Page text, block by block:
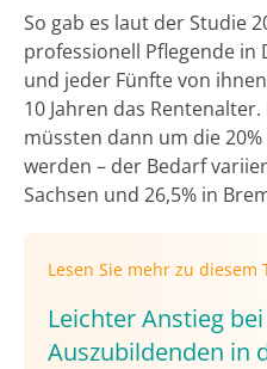
So gab es laut der Studie
professionell Pflegende in
und jeder Fünfte von
10 Jahren das
müssten dann um die
werden – der Bedarf
Sachsen und 26,5% in
Lesen Sie mehr zu diesem
Leichter Anstieg
Auszubildenden in